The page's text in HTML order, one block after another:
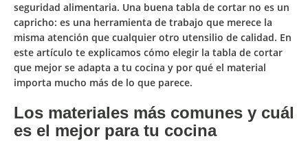
seguridad alimentaria. Una buena tabla de cortar no es un
capricho: es una herramienta de trabajo que merece la
misma atención que cualquier otro utensilio de calidad. En
este artículo te explicamos cómo elegir la tabla de cortar
que mejor se adapta a tu cocina y por qué el material
importa mucho más de lo que parece.
Los materiales más comunes y cuál
es el mejor para tu cocina